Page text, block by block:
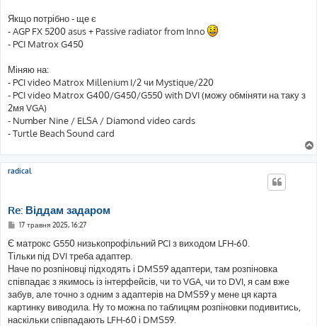
Якщо потрібно - ще є
- AGP FX 5200 asus + Passive radiator from Inno
- PCI Matrox G450
Міняю на:
- PCI video Matrox Millenium I/2 чи Mystique/220
- PCI video Matrox G400/G450/G550 with DVI (можу обміняти на таку з
2мя VGA)
- Number Nine / ELSA / Diamond video cards
- Turtle Beach Sound card
radical
Re: Віддам задаром
П
в
і
д
о
м
л
е
н
н
я
17 травня 2025, 16:27
Є матрокс G550 низькопрофільний PCI з виходом LFH-60.
Тільки під DVI треба адаптер.
Наче по розпіновці підходять і DMS59 адаптери, там розпіновка
співпадає з якимось із інтерфейсів, чи то VGA, чи то DVI, я сам вже
забув, але точно з одним з адаптерів на DMS59 у мене ця карта
картинку виводила. Ну то можна по таблицям розпіновки подивитись,
наскільки співпадають LFH-60 і DMS59.